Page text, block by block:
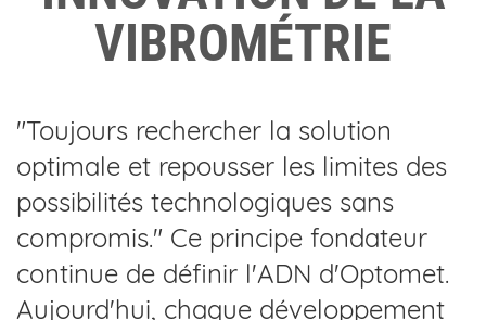
VIBROMÉTRIE
"Toujours rechercher la solution
optimale et repousser les limites des
possibilités technologiques sans
compromis." Ce principe fondateur
continue de définir l'ADN d'Optomet.
Aujourd'hui, chaque développement